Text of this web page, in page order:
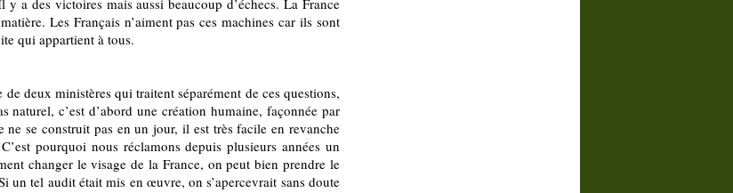
a des victoires mais aussi beaucoup d’échecs. La France
Les Français n’aiment pas ces machines car ils sont
qui appartient à tous.
deux ministères qui traitent séparément de ces questions,
naturel, c’est d’abord une création humaine, façonnée par
se construit pas en un jour, il est très facile en revanche
pourquoi nous réclamons depuis plusieurs années un
changer le visage de la France, on peut bien prendre le
un tel audit était mis en œuvre, on s’apercevrait sans doute